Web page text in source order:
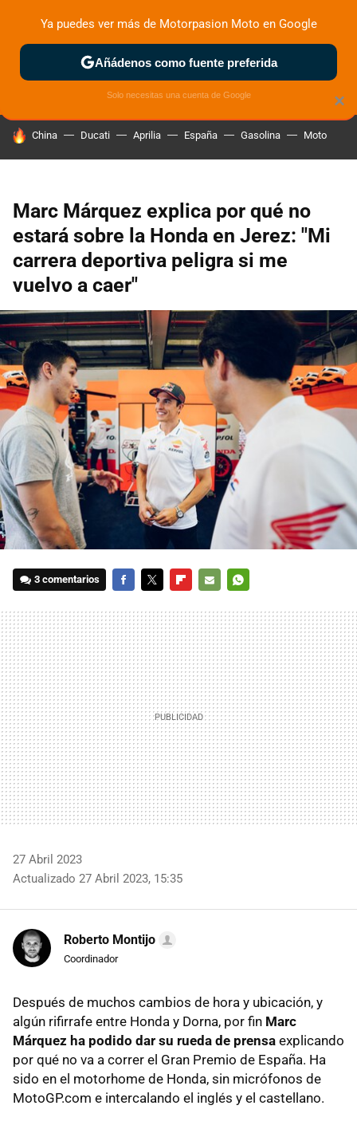
ZONA DE PRUEBAS DEPORTIVAS MOTOS ELÉCTRICAS
HOY SE HABLA DE
China Ducati Aprilia España Gasolina Moto
Marc Márquez explica por qué no
estará sobre la Honda en Jerez: "Mi
carrera deportiva peligra si me
vuelvo a caer"
3 comentarios
MAIL
27 Abril 2023
Actualizado 27 Abril 2023, 15:35
Roberto Montijo
Coordinador
Después de muchos cambios de hora y ubicación, y
algún rifirrafe entre Honda y Dorna, por fin Marc
Márquez ha podido dar su rueda de prensa explicando
por qué no va a correr el Gran Premio de España. Ha
sido en el motorhome de Honda, sin micrófonos de
MotoGP.com e intercalando el inglés y el castellano.
×
Ya puedes ver más de Motorpasion Moto en Google
Añádenos como fuente preferida
Solo necesitas una cuenta de Google